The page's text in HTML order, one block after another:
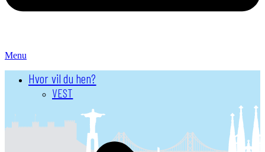
Menu
Hvor vil du hen?
VEST